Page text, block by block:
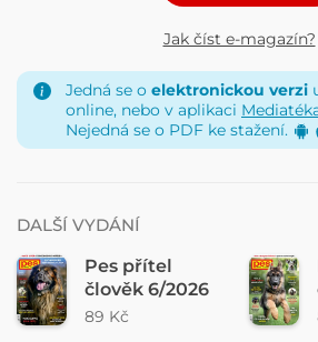
Jak číst e-magazín?
Jedná se o elektronickou verzi
online, nebo v aplikaci
Nejedná se o PDF ke stažení.
DALŠÍ VYDÁNÍ
Pes přítel
člověk 6/2026
89 Kč